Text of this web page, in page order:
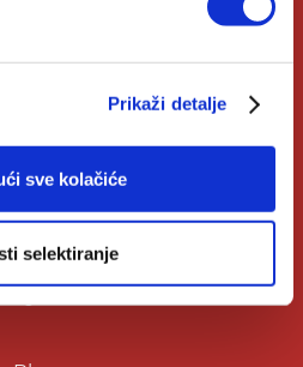
Prikaži detalje
sve kolačiće
selektiranje
u kupnji
raskid ugovora
više